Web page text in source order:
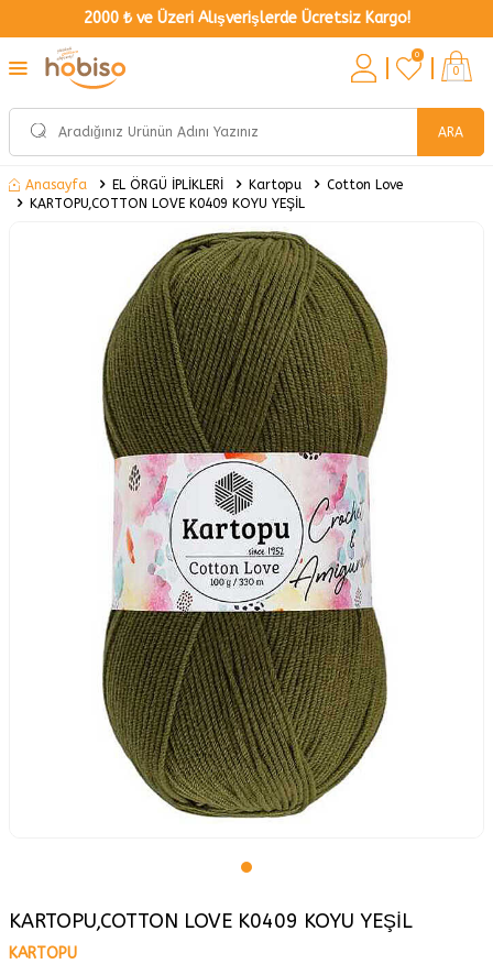
2000 ₺ ve Üzeri Alışverişlerde Ücretsiz Kargo!
ARA
0
0
Anasayfa EL ÖRGÜ İPLİKLERİ Kartopu
Cotton Love
KARTOPU,COTTON LOVE K0409 KOYU YEŞİL
KARTOPU,COTTON LOVE K0409 KOYU YEŞİL
KARTOPU